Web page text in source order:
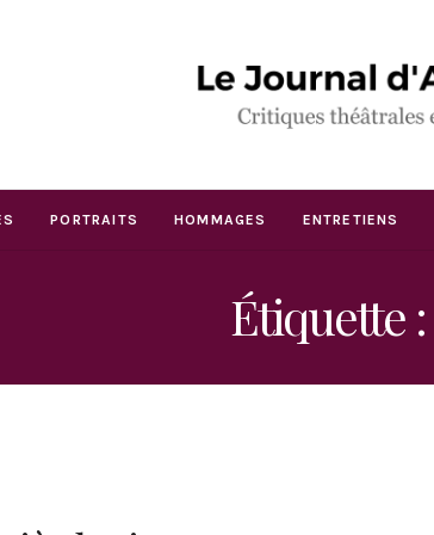
PORTRAITS HOMMAGES ENTRETIENS
Étiquette :